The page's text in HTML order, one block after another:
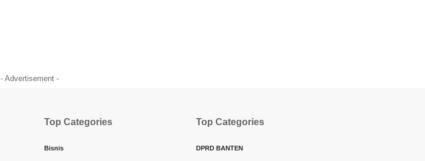
- Advertisement -
Top Categories
Bisnis
Top Categories
DPRD BANTEN